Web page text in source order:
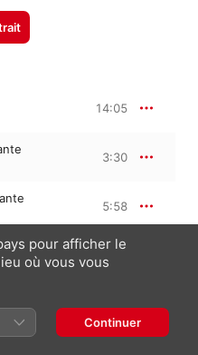
14:05
3:30
5:58
pour afficher le
où vous vous
Continuer